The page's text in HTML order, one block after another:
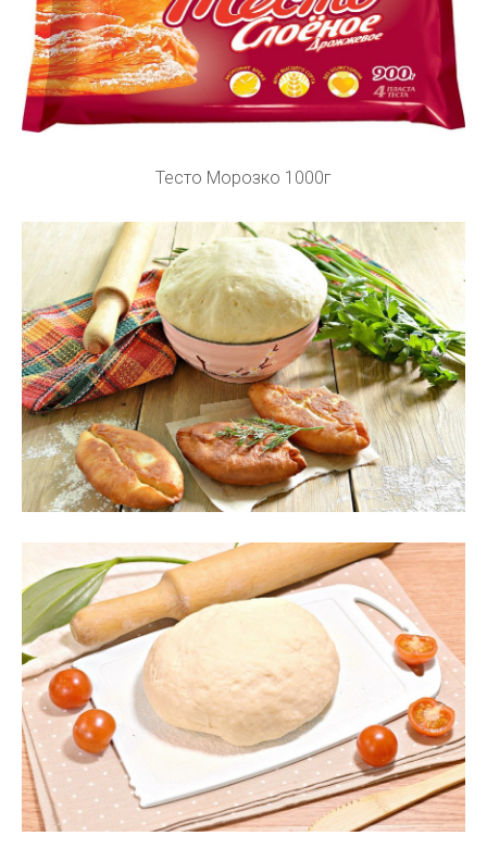
Тесто Морозко 1000г